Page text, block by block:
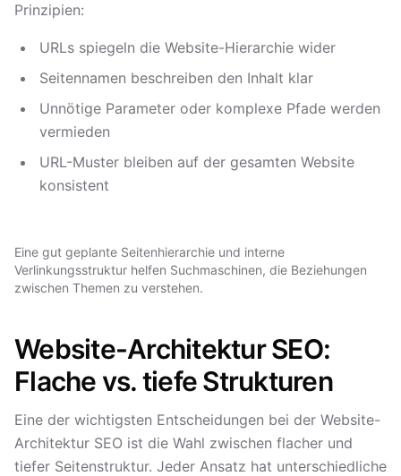
Prinzipien:
URLs spiegeln die Website-Hierarchie wider
Seitennamen beschreiben den Inhalt klar
Unnötige Parameter oder komplexe Pfade werden
vermieden
URL-Muster bleiben auf der gesamten Website
konsistent
Eine gut geplante Seitenhierarchie und interne
Verlinkungsstruktur helfen Suchmaschinen, die Beziehungen
zwischen Themen zu verstehen.
Website-Architektur SEO:
Flache vs. tiefe Strukturen
Eine der wichtigsten Entscheidungen bei der Website-
Architektur SEO ist die Wahl zwischen flacher und
tiefer Seitenstruktur. Jeder Ansatz hat unterschiedliche